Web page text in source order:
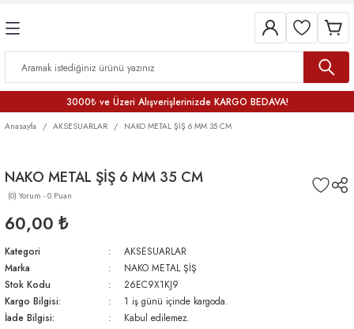
3000₺ ve Üzeri Alışverişlerinizde KARGO BEDAVA!
Anasayfa AKSESUARLAR NAKO METAL ŞİŞ 6 MM 35 CM
NAKO METAL ŞİŞ 6 MM 35 CM
(0) Yorum - 0 Puan
60,00 ₺
Kategori
AKSESUARLAR
Marka
NAKO METAL ŞİŞ
Stok Kodu
26EC9X1KJ9
Kargo Bilgisi:
1 iş günü içinde kargoda.
İade Bilgisi:
Kabul edilemez.